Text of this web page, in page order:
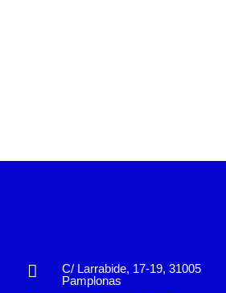
C/ Larrabide, 17-19, 31005
Pamplonas